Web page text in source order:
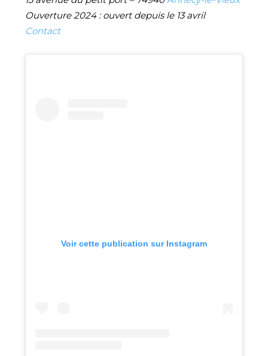
Ouverture 2024 : ouvert depuis le 13 avril
Contact
Voir cette publication sur Instagram